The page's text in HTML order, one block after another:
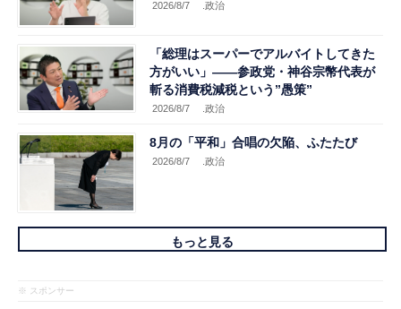
2026/8/7 .政治
「総理はスーパーでアルバイトしてきた
方がいい」――参政党・神谷宗幣代表が
斬る消費税減税という”愚策”
2026/8/7 .政治
8月の「平和」合唱の欠陥、ふたたび
2026/8/7 .政治
もっと見る
※ スポンサー